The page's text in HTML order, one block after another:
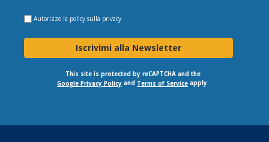
Autorizzo la policy sulla privacy
Iscrivimi alla Newsletter
This site is protected by reCAPTCHA and the
Google Privacy Policy and Terms of Service apply.